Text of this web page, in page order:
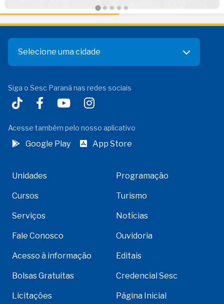
Selecione uma cidade
Siga o Sesc Paraná nas redes sociais
Acesse também pelo nosso aplicativo
Google Play App Store
Unidades Programação
Cursos Turismo
Serviços Notícias
Fale Conosco Ouvidoria
Acesso à informação Editais
Bolsas Gratuitas Credencial Sesc
Licitações Página Inicial